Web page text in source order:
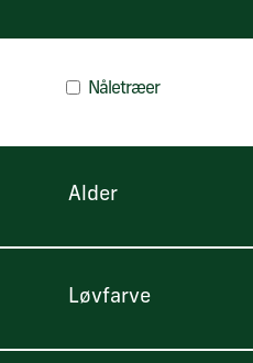
Nåletræer
Alder
Løvfarve